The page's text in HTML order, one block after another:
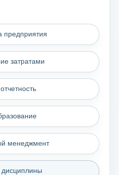
предприятия
затратами
менеджмент
дисциплины